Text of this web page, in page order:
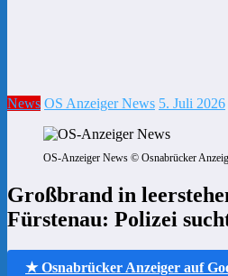
News OS Anzeiger News 5. Juli 2026
OS-Anzeiger News © Osnabrücker
Großbrand in
Fürstenau: Polizei
★ Osnabrücker Anzeiger auf